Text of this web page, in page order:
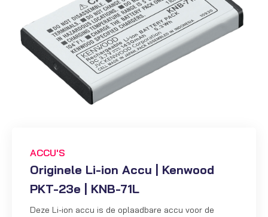
ACCU'S
Originele Li-ion Accu | Kenwood
PKT-23e | KNB-71L
Deze Li-ion accu is de oplaadbare accu voor de